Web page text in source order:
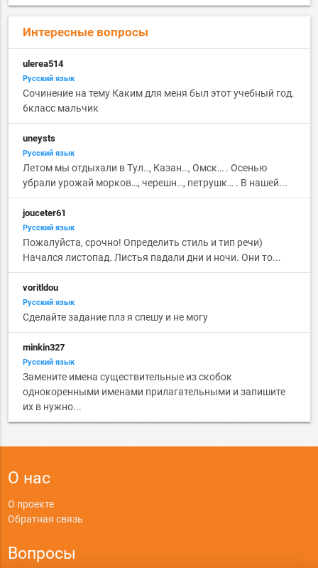
Интересные вопросы
ulerea514
Русский язык
Сочинение на тему Каким для меня был этот учебный год.
6класс мальчик
uneysts
Русский язык
Летом мы отдыхали в Тул.., Казан…, Омск… . Осенью
убрали урожай морков…, черешн…, петрушк… . В нашей...
jouceter61
Русский язык
Пожалуйста, срочно! Определить стиль и тип речи)
Начался листопад. Листья падали дни и ночи. Они то...
voritldou
Русский язык
Сделайте задание плз я спешу и не могу
minkin327
Русский язык
Замените имена существительные из скобок
однокоренными именами прилагательными и запишите
их в нужно...
О нас
О проекте
Обратная связь
Вопросы